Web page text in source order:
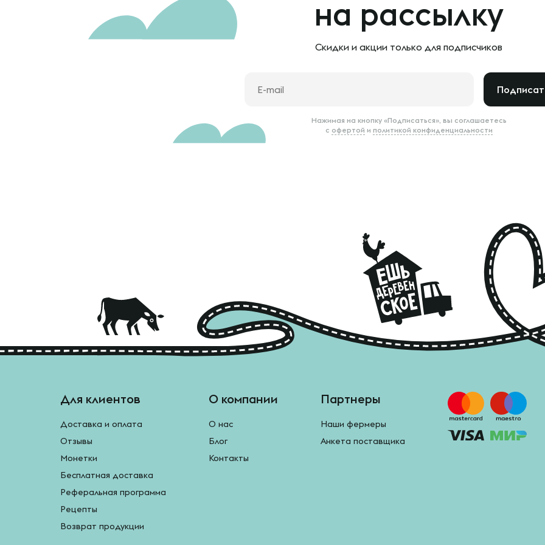
на рассылку
Скидки и акции только для подписчиков
Нажимая на кнопку «Подписаться», вы соглашаетесь
с офертой и политикой конфиденциальности
Для клиентов
Доставка и оплата
Отзывы
Монетки
Бесплатная доставка
Реферальная программа
Рецепты
Возврат продукции
О компании
О нас
Блог
Контакты
Партнеры
Наши фермеры
Анкета поставщика